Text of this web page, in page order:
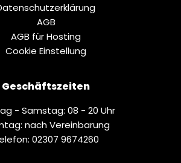
AGB
AGB für Hosting
Cookie Einstellung
Geschäftszeiten
- Samstag: 08 - 20 Uhr
nach Vereinbarung
02307 9674260